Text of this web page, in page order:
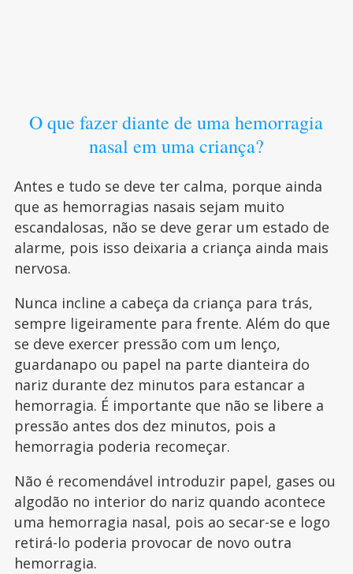
O que fazer diante de uma hemorragia
nasal em uma criança?
Antes e tudo se deve ter calma, porque ainda
que as hemorragias nasais sejam muito
escandalosas, não se deve gerar um estado de
alarme, pois isso deixaria a criança ainda mais
nervosa.
Nunca incline a cabeça da criança para trás,
sempre ligeiramente para frente. Além do que
se deve exercer pressão com um lenço,
guardanapo ou papel na parte dianteira do
nariz durante dez minutos para estancar a
hemorragia. É importante que não se libere a
pressão antes dos dez minutos, pois a
hemorragia poderia recomeçar.
Não é recomendável introduzir papel, gases ou
algodão no interior do nariz quando acontece
uma hemorragia nasal, pois ao secar-se e logo
retirá-lo poderia provocar de novo outra
hemorragia.